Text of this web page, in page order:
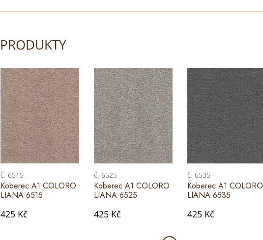
PRODUKTY
č. 6515
Koberec A1 COLORO
LIANA 6515
425 Kč
č. 6525
Koberec A1 COLORO
LIANA 6525
425 Kč
č. 6535
Koberec A1 COLORO
LIANA 6535
425 Kč